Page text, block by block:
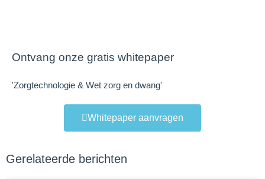
Ontvang onze gratis whitepaper
'Zorgtechnologie & Wet zorg en dwang'
Whitepaper aanvragen
Gerelateerde berichten